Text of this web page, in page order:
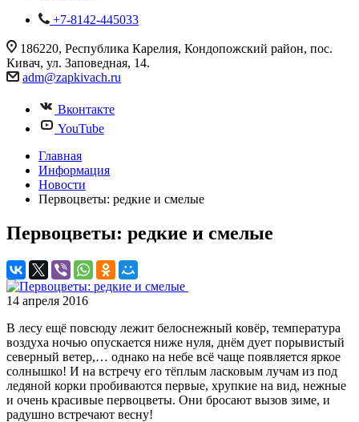
+7-8142-445033
186220, Республика Карелия, Кондопожский район, пос.
Кивач, ул. Заповедная, 14.
adm@zapkivach.ru
Вконтакте
YouTube
Главная
Информация
Новости
Первоцветы: редкие и смелые
Первоцветы: редкие и смелые
14 апреля 2016
В лесу ещё повсюду лежит белоснежный ковёр, температура
воздуха ночью опускается ниже нуля, днём дует порывистый
северный ветер,… однако на небе всё чаще появляется яркое
солнышко! И на встречу его тёплым ласковым лучам из под
ледяной корки пробиваются первые, хрупкие на вид, нежные
и очень красивые первоцветы. Они бросают вызов зиме, и
радушно встречают весну!